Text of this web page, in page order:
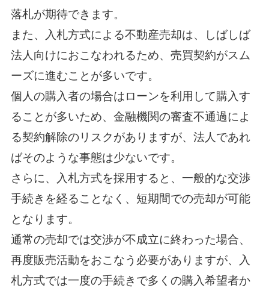
落札が期待できます。
また、入札方式による不動産売却は、しばしば
法人向けにおこなわれるため、売買契約がスム
ーズに進むことが多いです。
個人の購入者の場合はローンを利用して購入す
ることが多いため、金融機関の審査不通過によ
る契約解除のリスクがありますが、法人であれ
ばそのような事態は少ないです。
さらに、入札方式を採用すると、一般的な交渉
手続きを経ることなく、短期間での売却が可能
となります。
通常の売却では交渉が不成立に終わった場合、
再度販売活動をおこなう必要がありますが、入
札方式では一度の手続きで多くの購入希望者か